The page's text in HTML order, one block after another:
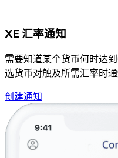
XE 汇率通知
需要知道某个货币何时达
选货币对触及所需汇率时通
创建通知